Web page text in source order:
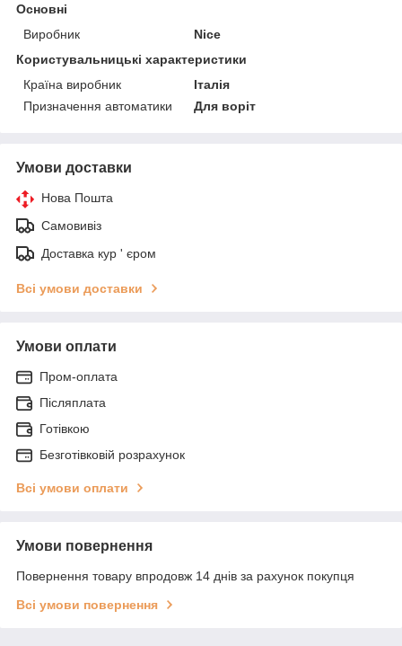
Основні
Виробник
Nice
Користувальницькі характеристики
Країна виробник
Італія
Призначення автоматики
Для воріт
Умови доставки
Нова Пошта
Самовивіз
Доставка кур ' єром
Всі умови доставки
Умови оплати
Пром-оплата
Післяплата
Готівкою
Безготівковій розрахунок
Всі умови оплати
Умови повернення
Повернення товару впродовж 14 днів за рахунок покупця
Всі умови повернення